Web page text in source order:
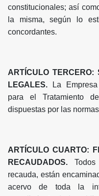
constitucionales; así
la misma, según lo
concordantes.
ARTÍCULO TERCERO:
LEGALES.
La
para el Tratamiento
dispuestas por las
ARTÍCULO CUARTO:
RECAUDADOS.
recauda, están
acervo de toda la